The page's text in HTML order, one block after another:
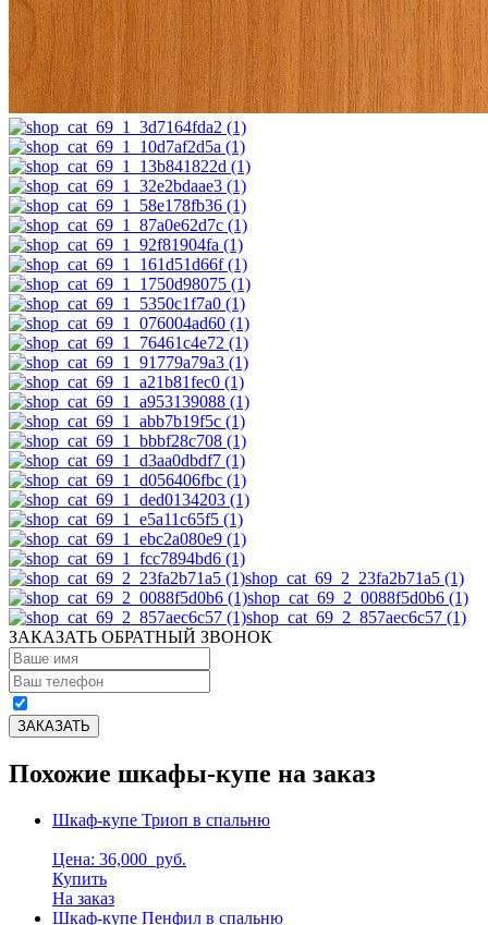
shop_cat_69_2_23fa2b71a5 (1)
shop_cat_69_2_0088f5d0b6 (1)
shop_cat_69_2_857aec6c57 (1)
ЗАКАЗАТЬ ОБРАТНЫЙ ЗВОНОК
Похожие шкафы-купе на заказ
Шкаф-купе Триоп в спальню
Цена: 36,000 руб.
Купить
На заказ
Шкаф-купе Пенфил в спальню